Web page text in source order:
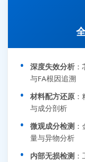
深度失效分析
与FA根因追溯
材料配方还原
与成分剖析
微观成分检测
量与异物分析
内部无损检测